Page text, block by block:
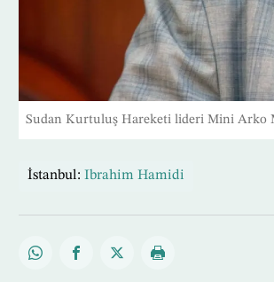
Sudan Kurtuluş Hareketi lideri Mini Arko
İstanbul: Ibrahim Hamidi